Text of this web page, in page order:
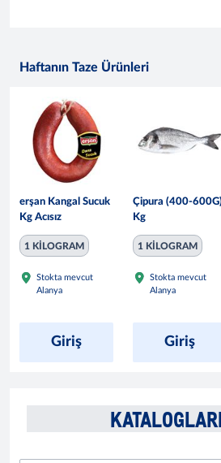
Haftanın Taze Ürünleri
erşan Kangal Sucuk
Kg Acısız
1 KİLOGRAM
Stokta mevcut
Alanya
Giriş
Çipura (400-
Kg
1 KİLOGRAM
Stokta mevcut
Alanya
Giriş